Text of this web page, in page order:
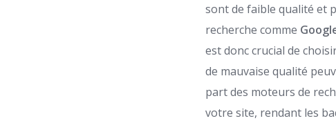
sont de faible qualité et
recherche comme
est donc crucial de
de mauvaise qualité
part des moteurs de
votre site, rendant les